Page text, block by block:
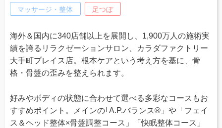
マッサージ・整体 足つぼ
海外＆国内に340店舗以上を展開し、1,900万人の施術実
績を誇るリラクゼーションサロン、カラダファクトリー
大手町プレイス店。根本ケアという考え方を基に、骨
格・骨盤の歪みを整えられます。
好みやボディの状態に合わせて選べる多彩なコースもお
すすめポイント。メインの｢A.P.バランス®」や「フェイ
ス＆ヘッド整体×骨盤調整コース」「快眠整体コース」